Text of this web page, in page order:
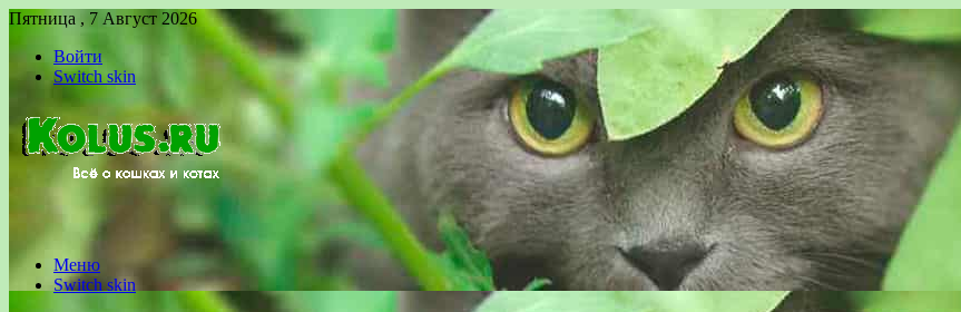
Пятница , 7 Август 2026
Войти
Switch skin
Меню
Switch skin